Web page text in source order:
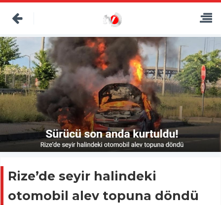
Rize’de seyir halindeki
otomobil alev topuna döndü